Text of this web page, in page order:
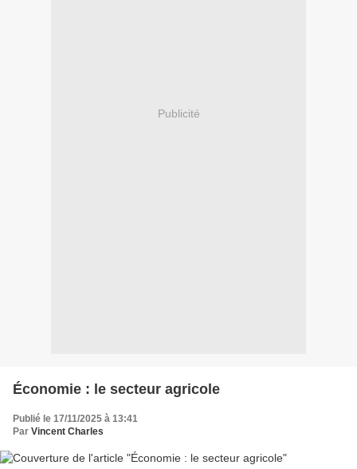
Publicité
Économie : le secteur agricole
Publié le 17/11/2025 à 13:41
Par Vincent Charles